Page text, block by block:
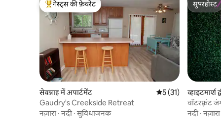
गेस्ट्स का टॉप फ़ेवरेट
गेस्ट्स की फ़ेवरेट
सेवन्नाह में अपार्टमेंट औसत रेटिंग 5 में से 5, 31
5 (31)
Gaudry's Creekside Retreat
नज़ारा ·नदी ·सुविधाजनक
सुपरहोस्ट
सुपरहोस्ट
व्हाइटमार्श
वॉटरफ़्रंट
नदी ·नज़ारा